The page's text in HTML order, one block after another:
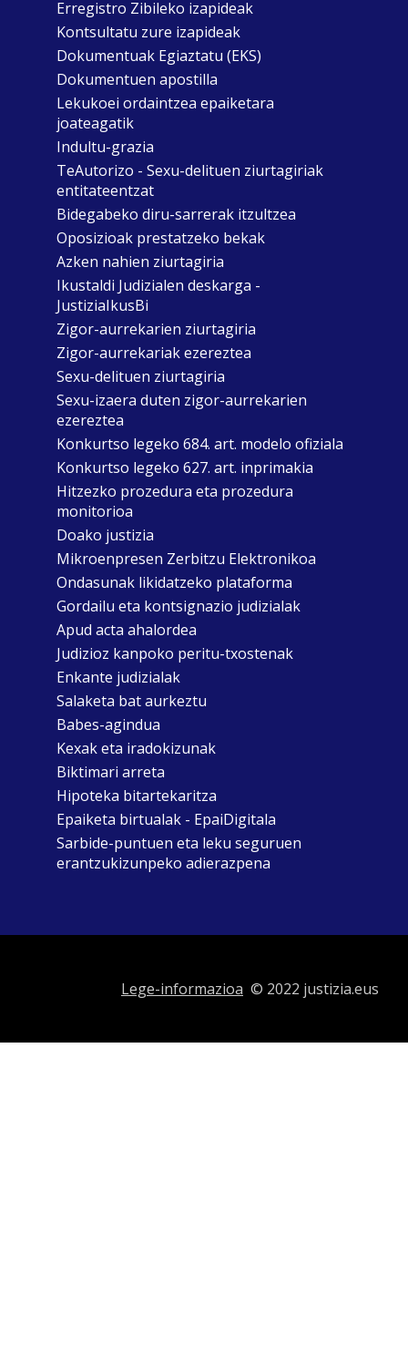
Erregistro Zibileko izapideak
Kontsultatu zure izapideak
Dokumentuak Egiaztatu (EKS)
Dokumentuen apostilla
Lekukoei ordaintzea epaiketara
joateagatik
Indultu-grazia
TeAutorizo - Sexu-delituen ziurtagiriak
entitateentzat
Bidegabeko diru-sarrerak itzultzea
Oposizioak prestatzeko bekak
Azken nahien ziurtagiria
Ikustaldi Judizialen deskarga -
JustiziaIkusBi
Zigor-aurrekarien ziurtagiria
Zigor-aurrekariak ezereztea
Sexu-delituen ziurtagiria
Sexu-izaera duten zigor-aurrekarien
ezereztea
Konkurtso legeko 684. art. modelo ofiziala
Konkurtso legeko 627. art. inprimakia
Hitzezko prozedura eta prozedura
monitorioa
Doako justizia
Mikroenpresen Zerbitzu Elektronikoa
Ondasunak likidatzeko plataforma
Gordailu eta kontsignazio judizialak
Apud acta ahalordea
Judizioz kanpoko peritu-txostenak
Enkante judizialak
Salaketa bat aurkeztu
Babes-agindua
Kexak eta iradokizunak
Biktimari arreta
Hipoteka bitartekaritza
Epaiketa birtualak - EpaiDigitala
Sarbide-puntuen eta leku seguruen
erantzukizunpeko adierazpena
Lege-informazioa © 2022 justizia.eus